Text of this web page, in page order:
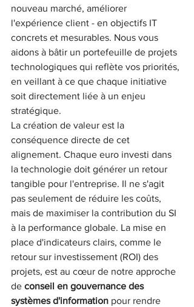
nouveau marché, améliorer
l'expérience client - en objectifs IT
concrets et mesurables. Nous vous
aidons à bâtir un portefeuille de projets
technologiques qui reflète vos priorités,
en veillant à ce que chaque initiative
soit directement liée à un enjeu
stratégique.
La création de valeur est la
conséquence directe de cet
alignement. Chaque euro investi dans
la technologie doit générer un retour
tangible pour l'entreprise. Il ne s'agit
pas seulement de réduire les coûts,
mais de maximiser la contribution du SI
à la performance globale. La mise en
place d'indicateurs clairs, comme le
retour sur investissement (ROI) des
projets, est au cœur de notre approche
de conseil en gouvernance des
systèmes d'information pour rendre